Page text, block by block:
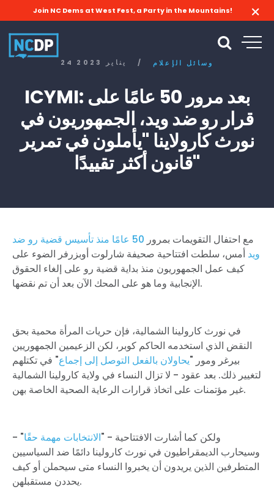
Join NC Dems at West Fest, a Party in the Mountains!
24 يناير 2023 / وسائل الإعلام
ICYMI: بعد مرور 50 عامًا على
قرار رو ضد ويد، الجمهوريون في
نورث كارولاينا "يأملون في تمرير
قانون أكثر تقييدًا"
مع احتفال التقويمات بمرور
50 عامًا منذ تأسيس قضية رو ضد
ويد أمس، سلطت افتتاحية صحيفة شارلوت أوبزرفر الضوء على
كيف عمل الجمهوريون منذ بداية قضية رو على إلغاء الحقوق
الإنجابية وما هو على المحك الآن بعد أن تم نقضها.
في نورث كارولينا الشمالية، فإن حريات المرأة محمية بحق
النقض الذي استخدمه الحاكم كوبر، لكن الزعيمين الجمهوريين
بيرغر ومور "يحاولان بالفعل التوصل إلى إجماع" في تكتلهم
لتغيير ذلك. بعد عقود - لا تزال النساء في ولاية كارولينا الشمالية
غير مؤتمنات على اتخاذ قرارات الرعاية الصحية الخاصة بهن.
ولكن كما أشارت الافتتاحية - "الانتخابات مهمة حقًا" -
وسيحارب الديمقراطيون في نورث كارولينا دائمًا ضد السياسيين
المتطرفين الذين يريدون أن يخبروا النساء متى سيحملن أو كيف
يحددن مستقبلهن.